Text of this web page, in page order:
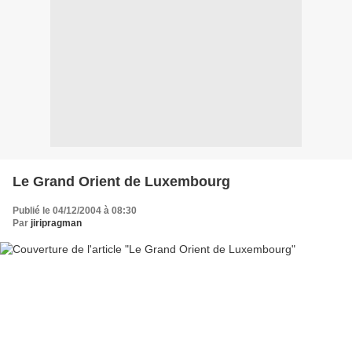
Le Grand Orient de Luxembourg
Publié le 04/12/2004 à 08:30
Par jiripragman